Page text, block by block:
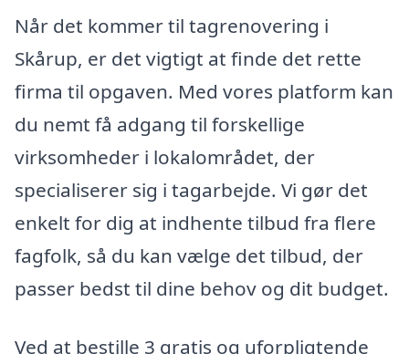
Når det kommer til tagrenovering i
Skårup, er det vigtigt at finde det rette
firma til opgaven. Med vores platform kan
du nemt få adgang til forskellige
virksomheder i lokalområdet, der
specialiserer sig i tagarbejde. Vi gør det
enkelt for dig at indhente tilbud fra flere
fagfolk, så du kan vælge det tilbud, der
passer bedst til dine behov og dit budget.
Ved at bestille 3 gratis og uforpligtende